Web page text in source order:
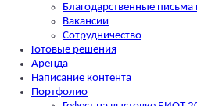
Благодарственные письма
Вакансии
Сотрудничество
Готовые решения
Аренда
Написание контента
Портфолио